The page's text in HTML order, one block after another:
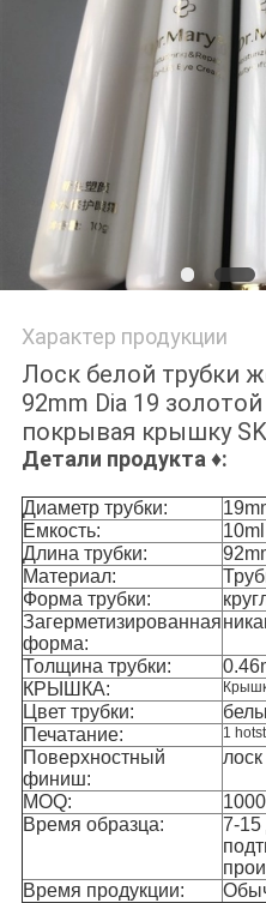
Характер продукции
Лоск белой трубки
92mm Dia 19
покрывая крышку SK-
Детали продукта♦:
Диаметр трубки:
Емкость:
10ml
Длина трубки:
Материал:
Форма трубки:
Загерметизированная
форма:
Толщина трубки:
КРЫШКА:
Цвет трубки:
Печатание:
1
Поверхностный
финиш:
лоск
MOQ:
Время образца:
7-15
Время продукции: